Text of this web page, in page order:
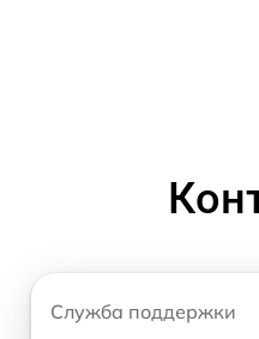
Служба поддержки